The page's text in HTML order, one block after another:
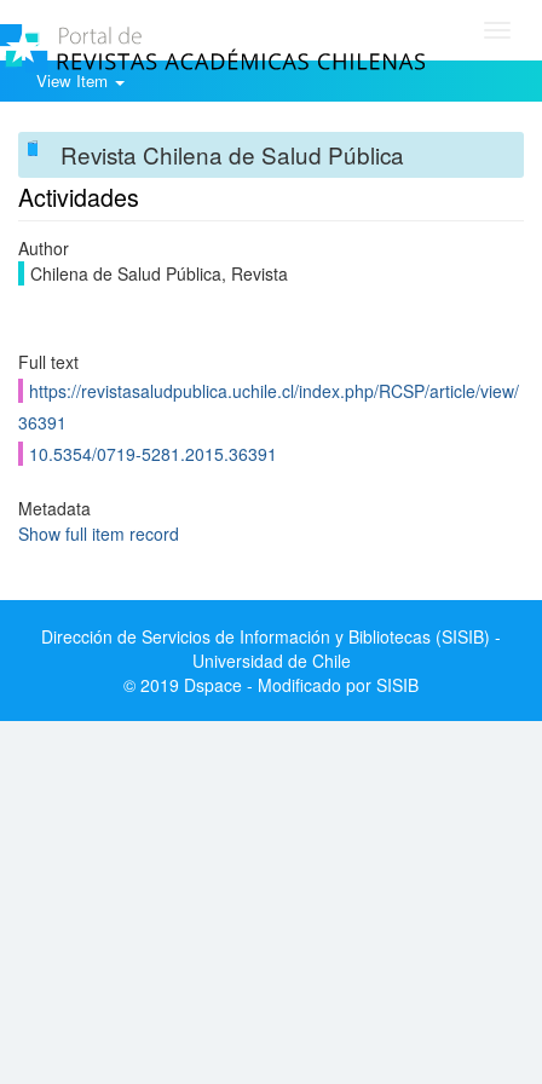
View Item
Revista Chilena de Salud Pública
Actividades
Author
Chilena de Salud Pública, Revista
Full text
https://revistasaludpublica.uchile.cl/index.php/RCSP/article/view/
36391
10.5354/0719-5281.2015.36391
Metadata
Show full item record
Dirección de Servicios de Información y Bibliotecas (SISIB) -
Universidad de Chile
© 2019 Dspace - Modificado por SISIB